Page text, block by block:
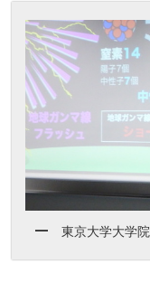
東京大学大学